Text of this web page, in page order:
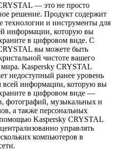
— это не просто
решение. Продукт содержит
технологии и инструменты для
информации, которую вы
в цифровом виде. С
вы можете быть
чистоте вашего
Kaspersky CRYSTAL
недоступный ранее уровень
всей информации, которую вы
храните в цифровом виде —
фотографий, музыкальных и
а также персональных
Kaspersky CRYSTAL
управлять
компьютеров в